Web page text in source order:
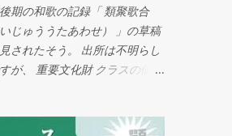
ーマからすると、すこしずれ
るかな、と感じます。 フランス
めとするヨーロッパ各国は、
況に苦しんでいます。 その中
それは不当なものではないの
期の和歌の記録「 類聚歌合
いじゅううたあわせ） 」の草稿
されたそう。 出所は不明らし
が、 重要文化財 クラスの価値
。 さて、「類聚歌合」です。 e